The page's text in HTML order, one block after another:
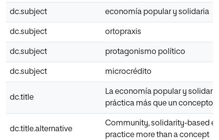
dc.subject economía popular y solidaria
dc.subject ortopraxis
dc.subject protagonismo político
dc.subject microcrédito
dc.title
La economía popular y
práctica más que un concepto
dc.title.alternative
Community, solidarity-based
practice more than a concept